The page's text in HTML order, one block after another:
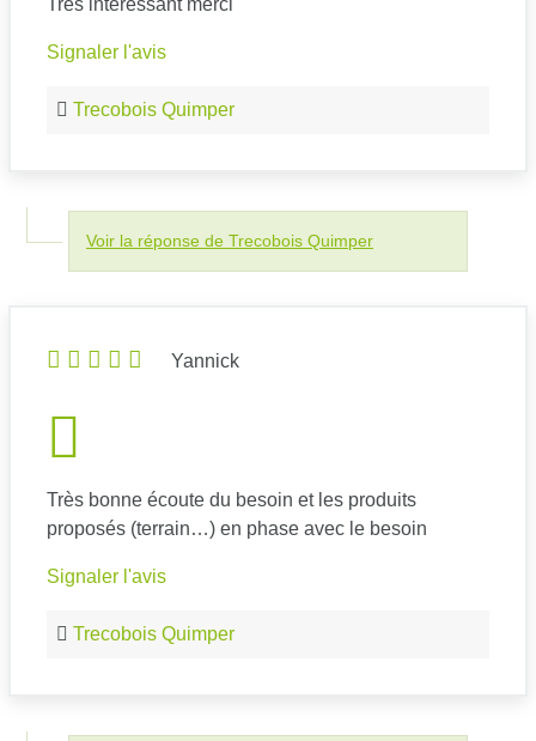
Très intéressant merci
Signaler l'avis
Trecobois Quimper
Voir la réponse de Trecobois Quimper
Yannick
Très bonne écoute du besoin et les produits
proposés (terrain…) en phase avec le besoin
Signaler l'avis
Trecobois Quimper